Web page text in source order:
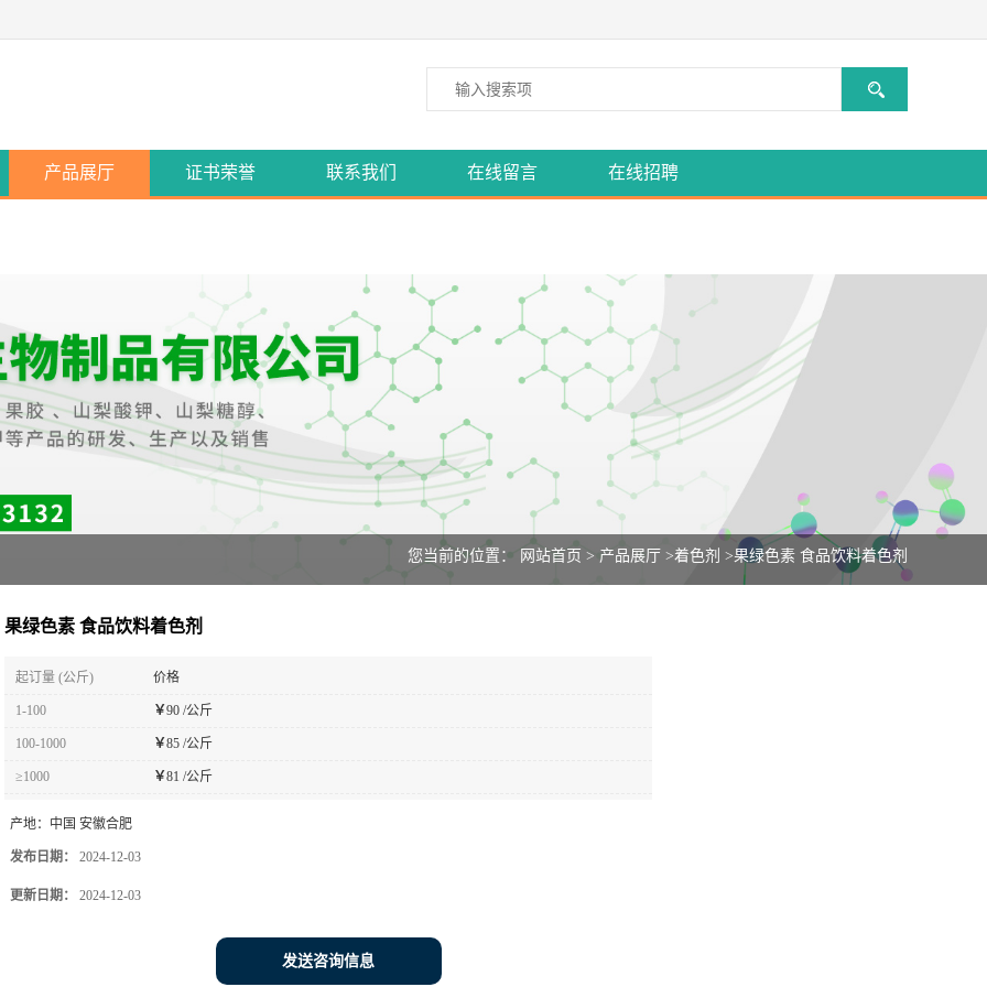
产品展厅 证书荣誉 联系我们 在线留言 在线招聘
您当前的位置： 网站首页 > 产品展厅 >着色剂 >果绿色素 食品饮料着色剂
果绿色素 食品饮料着色剂
起订量 (公斤) 价格
1-100 ￥90 /公斤
100-1000 ￥85 /公斤
≥1000 ￥81 /公斤
产地： 中国 安徽合肥
发布日期： 2024-12-03
更新日期： 2024-12-03
发送咨询信息